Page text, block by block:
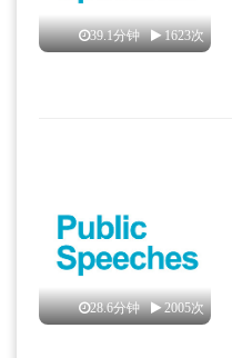
39.1分钟 1623次
28.6分钟 2005次